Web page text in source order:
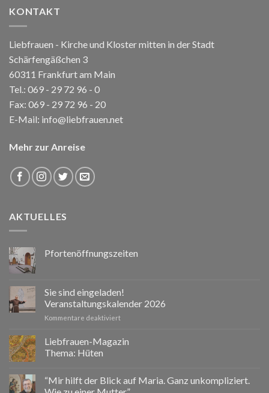
KONTAKT
Liebfrauen - Kirche und Kloster mitten in der Stadt
Schärfengäßchen 3
60311 Frankfurt am Main
Tel.: 069 - 29 72 96 - 0
Fax: 069 - 29 72 96 - 20
E-Mail: info@liebfrauen.net
Mehr zur Anreise
AKTUELLES
Pfortenöffnungszeiten
Sie sind eingeladen!
Veranstaltungskalender 2026
Kommentare deaktiviertfür
sind
Liebfrauen-Magazin
Thema: Hüten
“Mir hilft der Blick auf Maria. Ganz unkompliziert.